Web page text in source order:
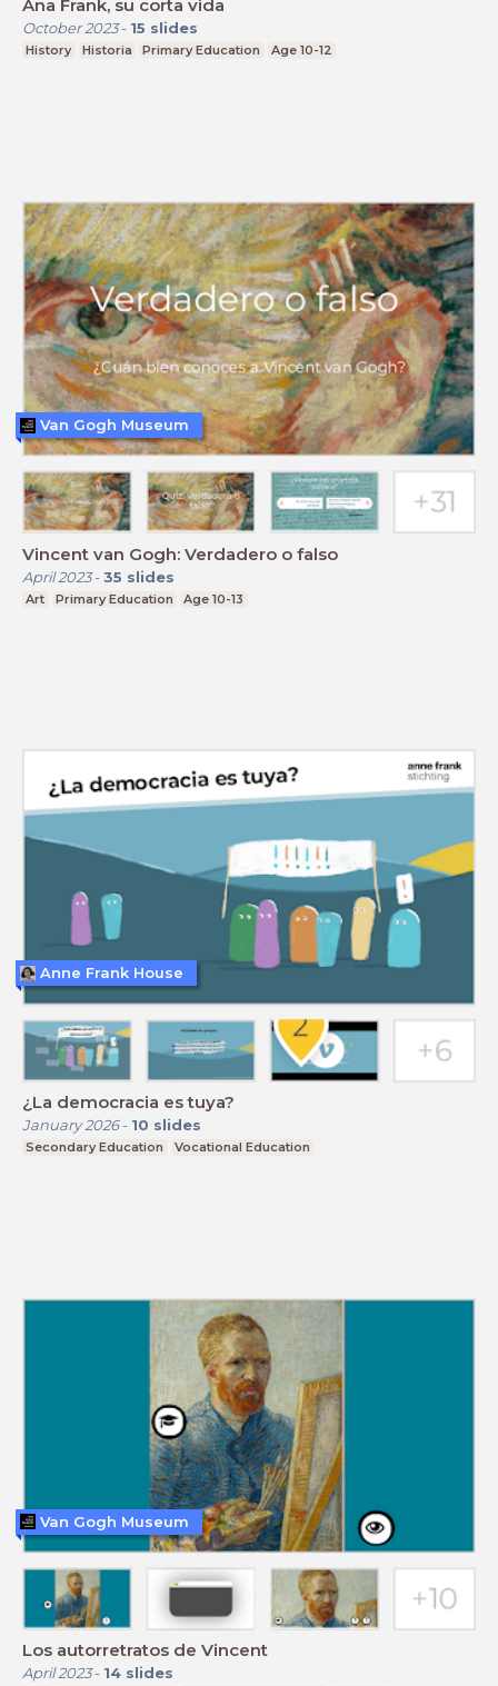
Ana Frank, su corta vida
October 2023- 15 slides
History Historia Primary Education Age 10-12
Vincent van Gogh: Verdadero o falso
April 2023- 35 slides
Art Primary Education Age 10-13
Van Gogh Museum
¿La democracia es tuya?
January 2026- 10 slides
Secondary Education Vocational Education
Anne Frank House
Los autorretratos de Vincent
April 2023- 14 slides
Van Gogh Museum